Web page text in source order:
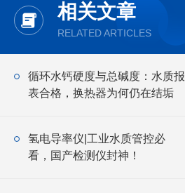
相关文章
RELATED ARTICLES
循环水钙硬度与总碱度：水质报
表合格，换热器为何仍在结垢
氢电导率仪|工业水质管控必
看，国产检测仪封神！